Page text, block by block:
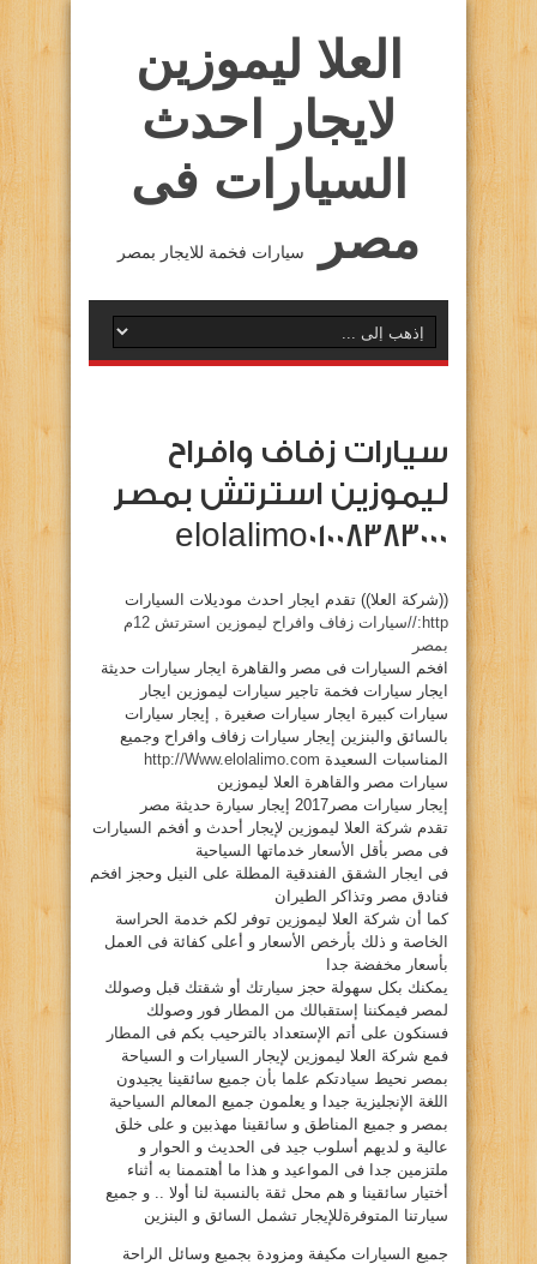
العلا ليموزين
لايجار احدث
السيارات فى
مصر
سيارات فخمة للايجار بمصر
سيارات زفاف وافراح
ليموزين استرتش بمصر
elolalimo01008383000
((شركة العلا)) تقدم ايجار احدث موديلات السيارات
http://سيارات زفاف وافراح ليموزين استرتش 12م
بمصر
افخم السيارات فى مصر والقاهرة ايجار سيارات حديثة
ايجار سيارات فخمة تاجير سيارات ليموزين ايجار
سيارات كبيرة ايجار سيارات صغيرة , إيجار سيارات
بالسائق والبنزين إيجار سيارات زفاف وافراح وجميع
المناسبات السعيدة http://Www.elolalimo.com
سيارات مصر والقاهرة العلا ليموزين
إيجار سيارات مصر2017 إيجار سيارة حديثة مصر
تقدم شركة العلا ليموزين لإيجار أحدث و أفخم السيارات
فى مصر بأقل الأسعار خدماتها السياحية
فى ايجار الشقق الفندقية المطلة على النيل وحجز افخم
فنادق مصر وتذاكر الطيران
كما أن شركة العلا ليموزين توفر لكم خدمة الحراسة
الخاصة و ذلك بأرخص الأسعار و أعلى كفائة فى العمل
بأسعار مخفضة جدا
يمكنك بكل سهولة حجز سيارتك أو شقتك قبل وصولك
لمصر فيمكننا إستقبالك من المطار فور وصولك
فسنكون على أتم الإستعداد بالترحيب بكم فى المطار
فمع شركة العلا ليموزين لإيجار السيارات و السياحة
بمصر نحيط سيادتكم علما بأن جميع سائقينا يجيدون
اللغة الإنجليزية جيدا و يعلمون جميع المعالم السياحية
بمصر و جميع المناطق و سائقينا مهذبين و على خلق
عالية و لديهم أسلوب جيد فى الحديث و الحوار و
ملتزمين جدا فى المواعيد و هذا ما أهتممنا به أثناء
أختيار سائقينا و هم محل ثقة بالنسبة لنا أولا .. و جميع
سيارتنا المتوفرةللإيجار تشمل السائق و البنزين
جميع السيارات مكيفة ومزودة بجميع وسائل الراحة